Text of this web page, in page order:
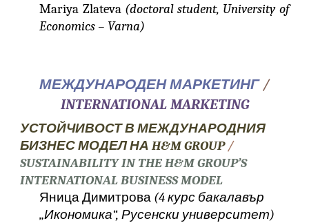
Mariya Zlateva (doctoral student, University of
Economics – Varna)
МЕЖДУНАРОДЕН МАРКЕТИНГ /
INTERNATIONAL MARKETING
УСТОЙЧИВОСТ В МЕЖДУНАРОДНИЯ
БИЗНЕС МОДЕЛ НА H&M GROUP/
SUSTAINABILITY IN THE H&M GROUP’S
INTERNATIONAL BUSINESS MODEL
Яница Димитрова (4 курс бакалавър
„Икономика“, Русенски университет)